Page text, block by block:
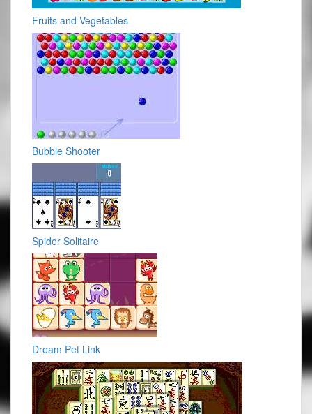
Fruits and Vegetables
Bubble Shooter
Spider Solitaire
Dream Pet Link